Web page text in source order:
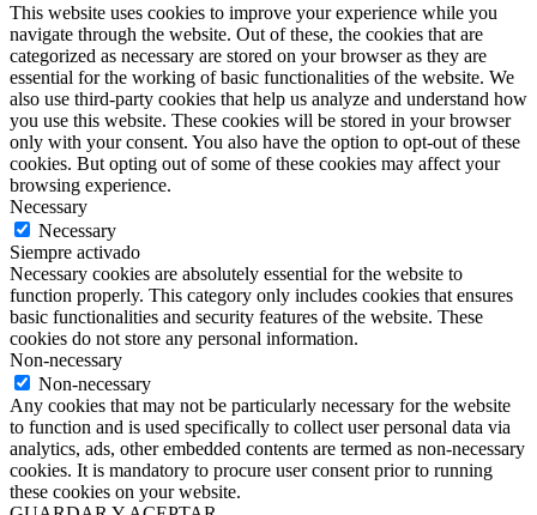
This website uses cookies to improve your experience while you
navigate through the website. Out of these, the cookies that are
categorized as necessary are stored on your browser as they are
essential for the working of basic functionalities of the website. We
also use third-party cookies that help us analyze and understand how
you use this website. These cookies will be stored in your browser
only with your consent. You also have the option to opt-out of these
cookies. But opting out of some of these cookies may affect your
browsing experience.
Necessary
Necessary
Siempre activado
Necessary cookies are absolutely essential for the website to
function properly. This category only includes cookies that ensures
basic functionalities and security features of the website. These
cookies do not store any personal information.
Non-necessary
Non-necessary
Any cookies that may not be particularly necessary for the website
to function and is used specifically to collect user personal data via
analytics, ads, other embedded contents are termed as non-necessary
cookies. It is mandatory to procure user consent prior to running
these cookies on your website.